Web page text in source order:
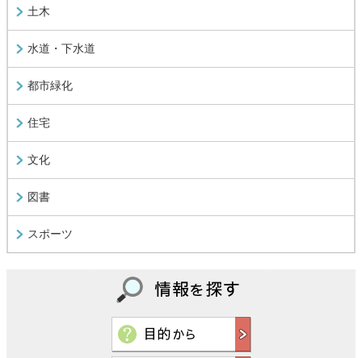
土木
水道・下水道
都市緑化
住宅
文化
図書
スポーツ